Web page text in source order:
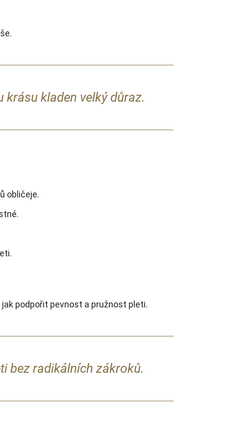
kladen velký důraz.
obličeje.
podpořit pevnost a pružnost pleti.
bez radikálních zákroků.